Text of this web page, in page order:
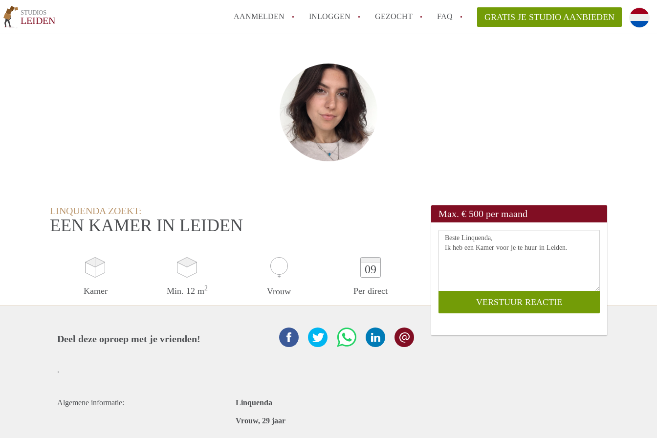
STUDIOS
LEIDEN AANMELDEN INLOGGEN GEZOCHT FAQ
Hoeveel kost het om te reageren op een Studio in Leiden?
Wat is de privacyverklaring van StudiosLeiden?
Berekent StudiosLeiden makelaarsvergoeding/bemiddelingsvergoeding?
Alle veelgestelde vragen
GRATIS JE STUDIO AANBIEDEN
LINQUENDA ZOEKT:
EEN KAMER IN LEIDEN
Kamer Min. 12 m2 Vrouw
09
Per direct
Max. € 500 per maand
Deel deze oproep met je vrienden!
.
Algemene informatie: Linquenda
Vrouw, 29 jaar